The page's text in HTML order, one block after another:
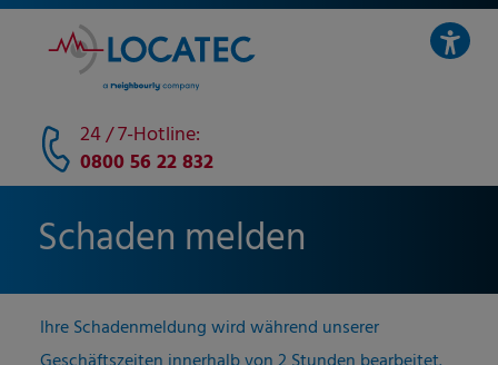
24 / 7-Hotline:
0800 56 22 832
Schaden melden
Ihre Schadenmeldung wird während unserer